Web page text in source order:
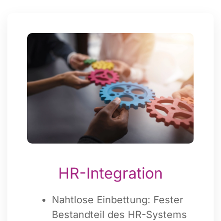
HR-Integration
Nahtlose Einbettung: Fester
Bestandteil des HR-Systems